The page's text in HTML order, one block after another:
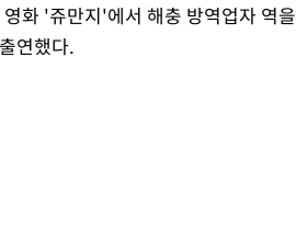
화 '쥬만지'에서 해충 방역업자 역을
연했다.